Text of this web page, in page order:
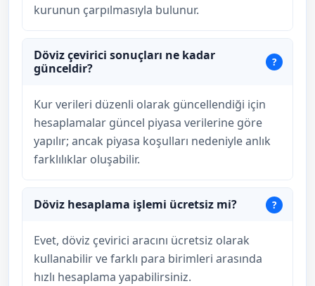
kurunun çarpılmasıyla bulunur.
Döviz çevirici sonuçları ne kadar
günceldir?
Kur verileri düzenli olarak güncellendiği için
hesaplamalar güncel piyasa verilerine göre
yapılır; ancak piyasa koşulları nedeniyle anlık
farklılıklar oluşabilir.
Döviz hesaplama işlemi ücretsiz mi?
Evet, döviz çevirici aracını ücretsiz olarak
kullanabilir ve farklı para birimleri arasında
hızlı hesaplama yapabilirsiniz.